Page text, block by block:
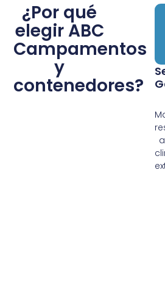
¿Por qué
elegir ABC
Campamentos
y
contenedores?
a